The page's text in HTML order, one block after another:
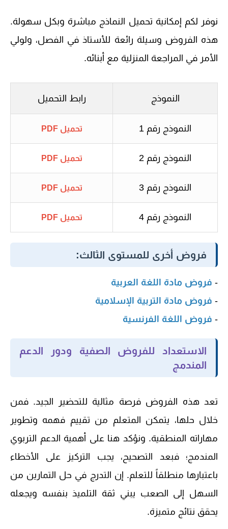
نوفر لكم إمكانية تحميل النماذج مباشرة وبكل سهولة.
هذه الفروض وسيلة رائعة للأستاذ في الفصل، ولولي
الأمر في المراجعة المنزلية مع أبنائه.
النموذج رابط التحميل
النموذج رقم 1 تحميل PDF
النموذج رقم 2 تحميل PDF
النموذج رقم 3 تحميل PDF
النموذج رقم 4 تحميل PDF
فروض أخرى للمستوى الثالث:
- فروض مادة اللغة العربية
- فروض مادة التربية الإسلامية
- فروض اللغة الفرنسية
الاستعداد للفروض الصفية ودور الدعم
المندمج
تعد هذه الفروض فرصة مثالية للتحضير الجيد. فمن
خلال حلها، يتمكن المتعلم من تقييم فهمه وتطوير
مهاراته المنطقية. ونؤكد هنا على أهمية الدعم التربوي
المندمج؛ فبعد التصحيح، يجب التركيز على الأخطاء
باعتبارها منطلقاً للتعلم. إن التدرج في حل التمارين من
السهل إلى الصعب يبني ثقة التلميذ بنفسه ويجعله
يحقق نتائج متميزة.